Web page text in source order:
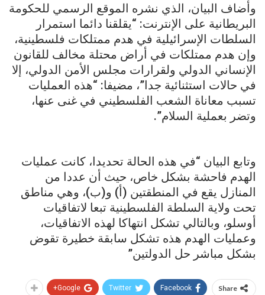
وأضاف البيان، الذي نشره الموقع الرسمي للحكومة
البريطانية على الإنترنت: “يقلقنا دائما استمرار
السلطات الإسرائيلية في هدم ممتلكات فلسطينية،
وإن هدم ممتلكات في أراض محتلة مخالف للقانون
الإنساني الدولي ولقرارات مجلس الأمن الدولي، إلا
في حالات استثنائية جدا”، مضيفا: “هذه العمليات
تسبب معاناة الشعب الفلسطيني في غنى عنها،
وتضر بعملية السلام”.
وتابع البيان “في هذه الحالة تحديدا، كانت عمليات
الهدم فاحشة بشكل خاص، حيث أن عددا من
المنازل يقع في المنطقتين (أ) و(ب)، وهي مناطق
تحت ولاية السلطة الفلسطينية تبعا لاتفاقيات
أوسلو، وبالتالي تشكل انتهاكا لهذه الاتفاقيات،
وعمليات الهدم هذه تشكل سابقة خطيرة تقوض
بشكل مباشر حل الدولتين”
Share
Facebook
Twitter
Google+